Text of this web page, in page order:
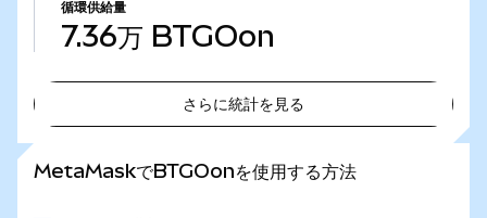
循環供給量
7.36万 BTGOon
さらに統計を見る
MetaMaskでBTGOonを使用する方法